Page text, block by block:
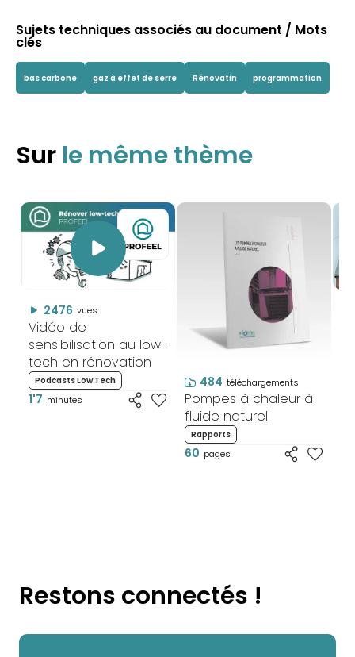
Sujets techniques associés au document / Mots
clés
bas carbone gaz à effet de serre Rénovatin programmation
Sur le même thème
2476 vues
Vidéo de
sensibilisation au low-
tech en rénovation
Podcasts Low Tech
1'7 minutes
484 téléchargements
Pompes à chaleur à
fluide naturel
Rapports
60 pages
Restons connectés !